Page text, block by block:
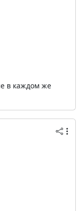
в каждом же